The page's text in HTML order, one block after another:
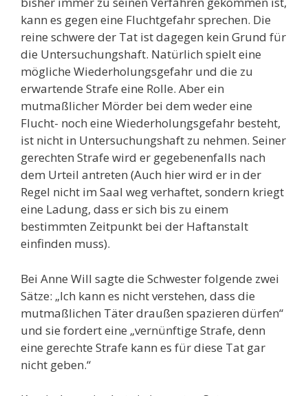
kann es gegen eine Fluchtgefahr sprechen. Die
reine schwere der Tat ist dagegen kein Grund für
die Untersuchungshaft. Natürlich spielt eine
mögliche Wiederholungsgefahr und die zu
erwartende Strafe eine Rolle. Aber ein
mutmaßlicher Mörder bei dem weder eine
Flucht- noch eine Wiederholungsgefahr besteht,
ist nicht in Untersuchungshaft zu nehmen. Seiner
gerechten Strafe wird er gegebenenfalls nach
dem Urteil antreten (Auch hier wird er in der
Regel nicht im Saal weg verhaftet, sondern kriegt
eine Ladung, dass er sich bis zu einem
bestimmten Zeitpunkt bei der Haftanstalt
einfinden muss).
Bei Anne Will sagte die Schwester folgende zwei
Sätze: „Ich kann es nicht verstehen, dass die
mutmaßlichen Täter draußen spazieren dürfen“
und sie fordert eine „vernünftige Strafe, denn
eine gerechte Strafe kann es für diese Tat gar
nicht geben.“